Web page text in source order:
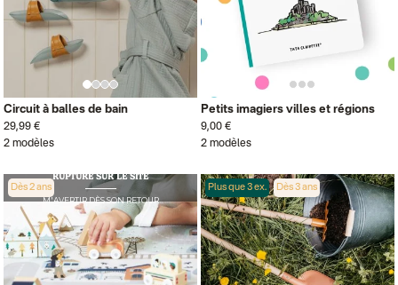
Circuit à balles de bain
29,99 €
2 modèles
Petits imagiers villes et régions
9,00 €
2 modèles
RUPTURE SUR LE SITE
M'AVERTIR DÈS SON RETOUR
Dès 2 ans Plus que 3 ex. Dès 3 ans